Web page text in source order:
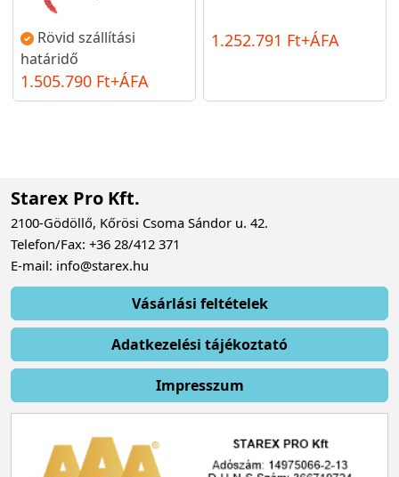
Rövid szállítási
határidő
1.505.790 Ft+ÁFA
1.252.791 Ft+ÁFA
Starex Pro Kft.
2100-Gödöllő, Kőrösi Csoma Sándor u. 42.
Telefon/Fax: +36 28/412 371
E-mail: info@starex.hu
Vásárlási feltételek
Adatkezelési tájékoztató
Impresszum